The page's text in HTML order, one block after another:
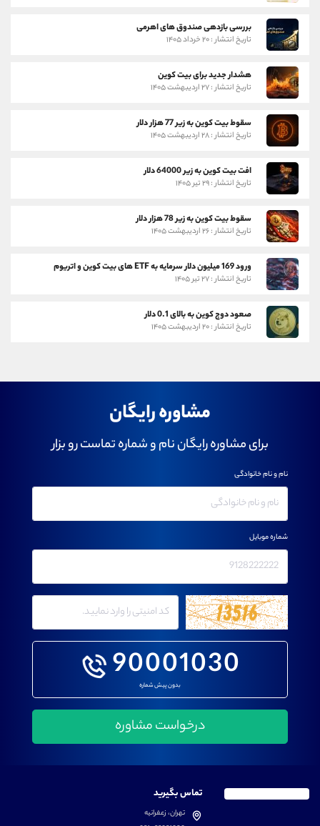
بررسی بازدهی صندوق های اهرمی
تاریخ انتشار : ۲۰ خرداد ۱۴۰۵
هشدار جدید برای بیت کوین
تاریخ انتشار : ۲۷ اردیبهشت ۱۴۰۵
سقوط بیت کوین به زیر 77 هزار دلار
تاریخ انتشار : ۲۸ اردیبهشت ۱۴۰۵
افت بیت کوین به زیر 64000 دلار
تاریخ انتشار : ۲۹ تیر ۱۴۰۵
سقوط بیت کوین به زیر 78 هزار دلار
تاریخ انتشار : ۲۶ اردیبهشت ۱۴۰۵
ورود 169 میلیون دلار سرمایه به ETF های بیت کوین و اتریوم
تاریخ انتشار : ۲۷ تیر ۱۴۰۵
صعود دوج کوین به بالای 0.1 دلار
تاریخ انتشار : ۲۰ اردیبهشت ۱۴۰۵
مشاوره رایگان
برای مشاوره رایگان نام و شماره تماست رو بزار
90001030
بدون پیش شماره
نام و نام خانوادگی
شماره موبایل
تماس بگیرید
تهران، زعفرانیه